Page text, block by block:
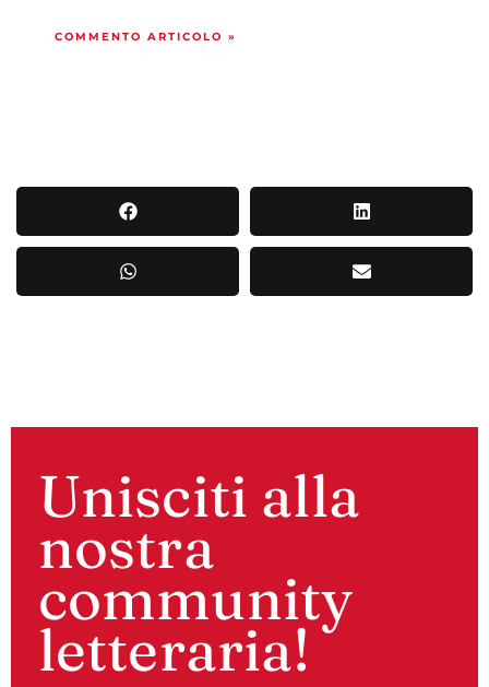
Unisciti alla
nostra
community
letteraria!